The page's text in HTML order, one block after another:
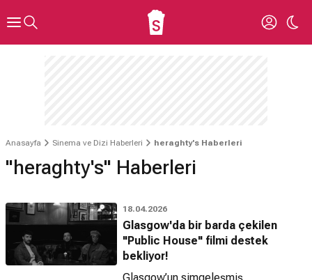
Anasayfa Sinema ve Dizi Haberleri heraghty's Haberleri
"heraghty's" Haberleri
18.04.2026
Glasgow'da bir barda çekilen
"Public House" filmi destek
bekliyor!